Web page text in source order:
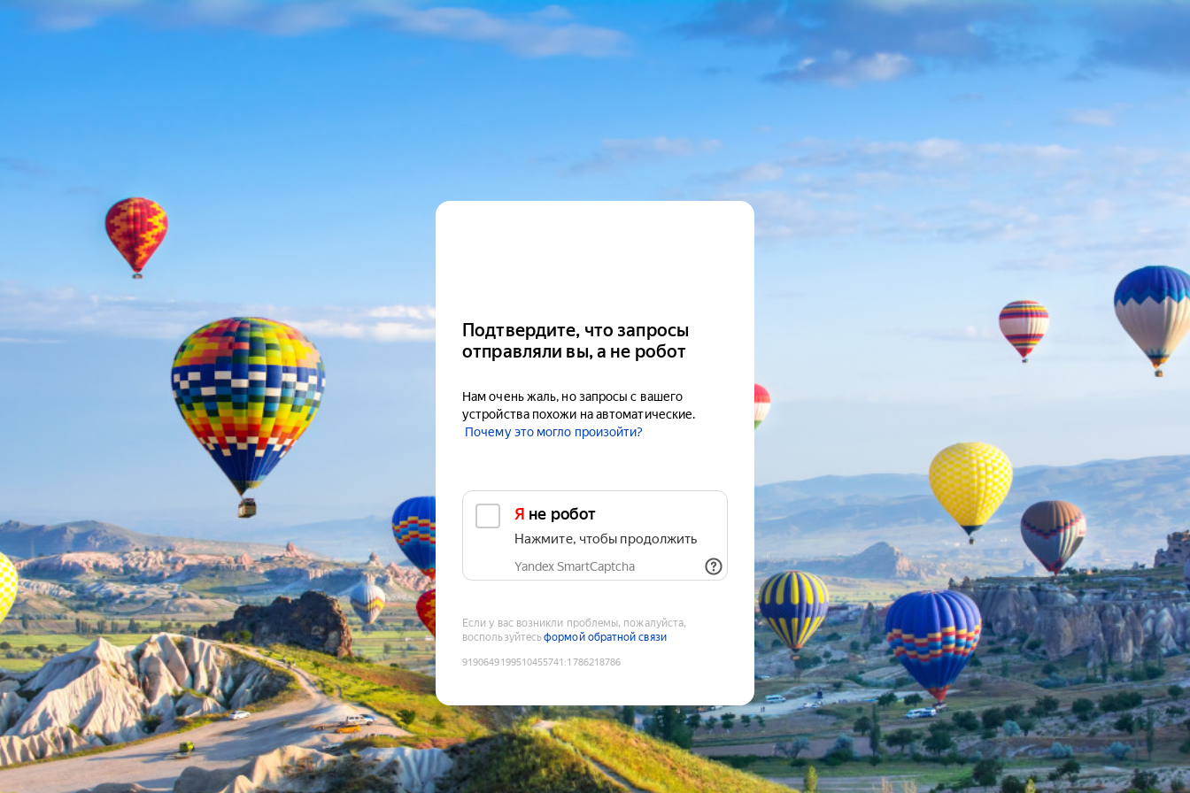
Подтвердите, что запросы
отправляли вы, а не робот
Нам очень жаль, но запросы с вашего
устройства похожи на автоматические.
Почему это могло произойти?
Я не робот
Нажмите, чтобы продолжить
Yandex SmartCaptcha
Если у вас возникли проблемы, пожалуйста,
воспользуйтесьформой обратной связи
9190649199510455741 :1786218786